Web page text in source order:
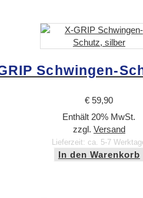
Schwingen-
€ 59,90
Enthält 20% MwSt.
zzgl. Versand
Lieferzeit: ca. 5-7
In den Warenkorb